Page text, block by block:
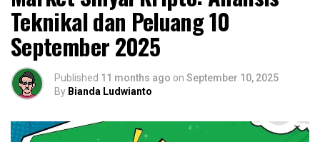
Teknikal dan Peluang 10
September 2025
Published 11 months ago on September 10, 2025
By Bianda Ludwianto